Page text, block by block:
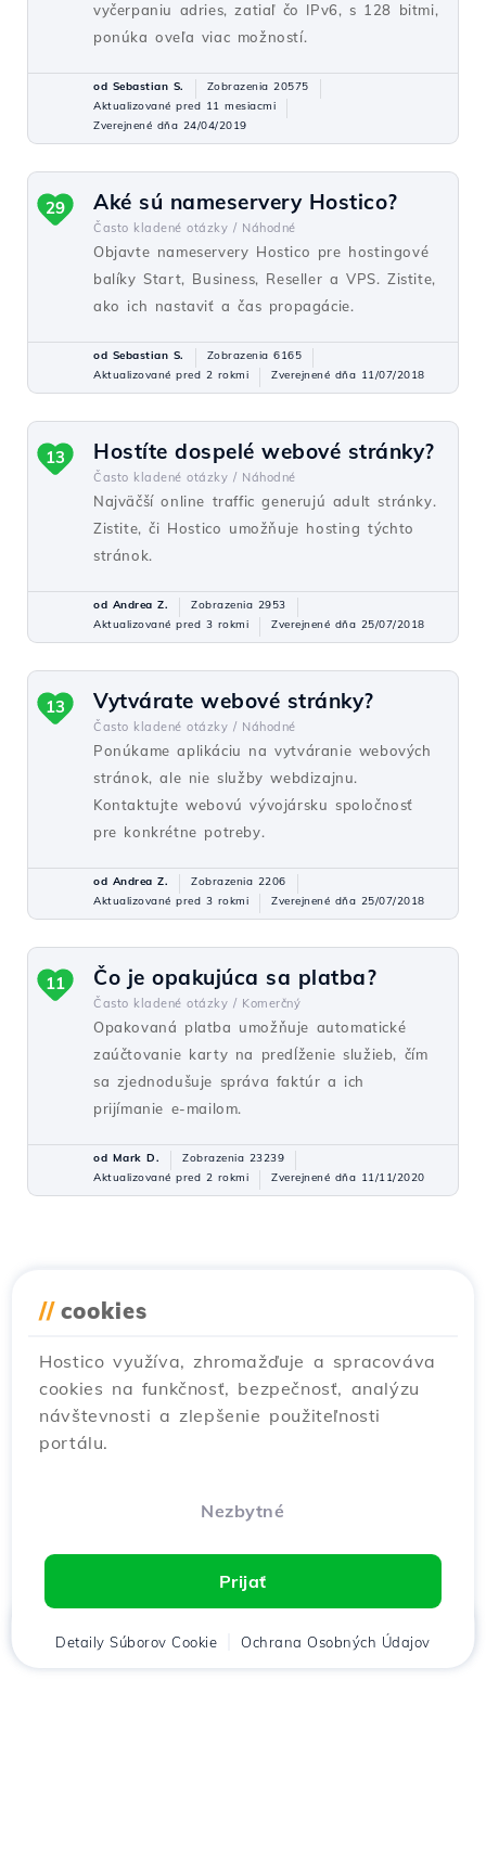
vyčerpaniu adries, zatiaľ čo IPv6, s 128 bitmi,
ponúka oveľa viac možností.
od Sebastian S.
Zobrazenia 20575
Aktualizované pred 11 mesiacmi
Zverejnené dňa 24/04/2019
Aké sú nameservery Hostico?
Často kladené otázky / Náhodné
Objavte nameservery Hostico pre hostingové
balíky Start, Business, Reseller a VPS. Zistite,
ako ich nastaviť a čas propagácie.
29
od Sebastian S.
Zobrazenia 6165
Aktualizované pred 2 rokmi
Zverejnené dňa 11/07/2018
Hostíte dospelé webové stránky?
Často kladené otázky / Náhodné
Najväčší online traffic generujú adult stránky.
Zistite, či Hostico umožňuje hosting týchto
stránok.
13
od Andrea Z.
Zobrazenia 2953
Aktualizované pred 3 rokmi
Zverejnené dňa 25/07/2018
Vytvárate webové stránky?
Často kladené otázky / Náhodné
Ponúkame aplikáciu na vytváranie webových
stránok, ale nie služby webdizajnu.
Kontaktujte webovú vývojársku spoločnosť
pre konkrétne potreby.
13
od Andrea Z.
Zobrazenia 2206
Aktualizované pred 3 rokmi
Zverejnené dňa 25/07/2018
Čo je opakujúca sa platba?
Často kladené otázky / Komerčný
Opakovaná platba umožňuje automatické
zaúčtovanie karty na predĺženie služieb, čím
sa zjednodušuje správa faktúr a ich
prijímanie e-mailom.
11
od Mark D.
Zobrazenia 23239
Aktualizované pred 2 rokmi
Zverejnené dňa 11/11/2020
// cookies
Hostico využíva, zhromažďuje a spracováva
cookies na funkčnosť, bezpečnosť, analýzu
návštevnosti a zlepšenie použiteľnosti
portálu.
Nezbytné
Prijať
Detaily Súborov Cookie Ochrana Osobných Údajov
Domov Klient Košík Chat Menu